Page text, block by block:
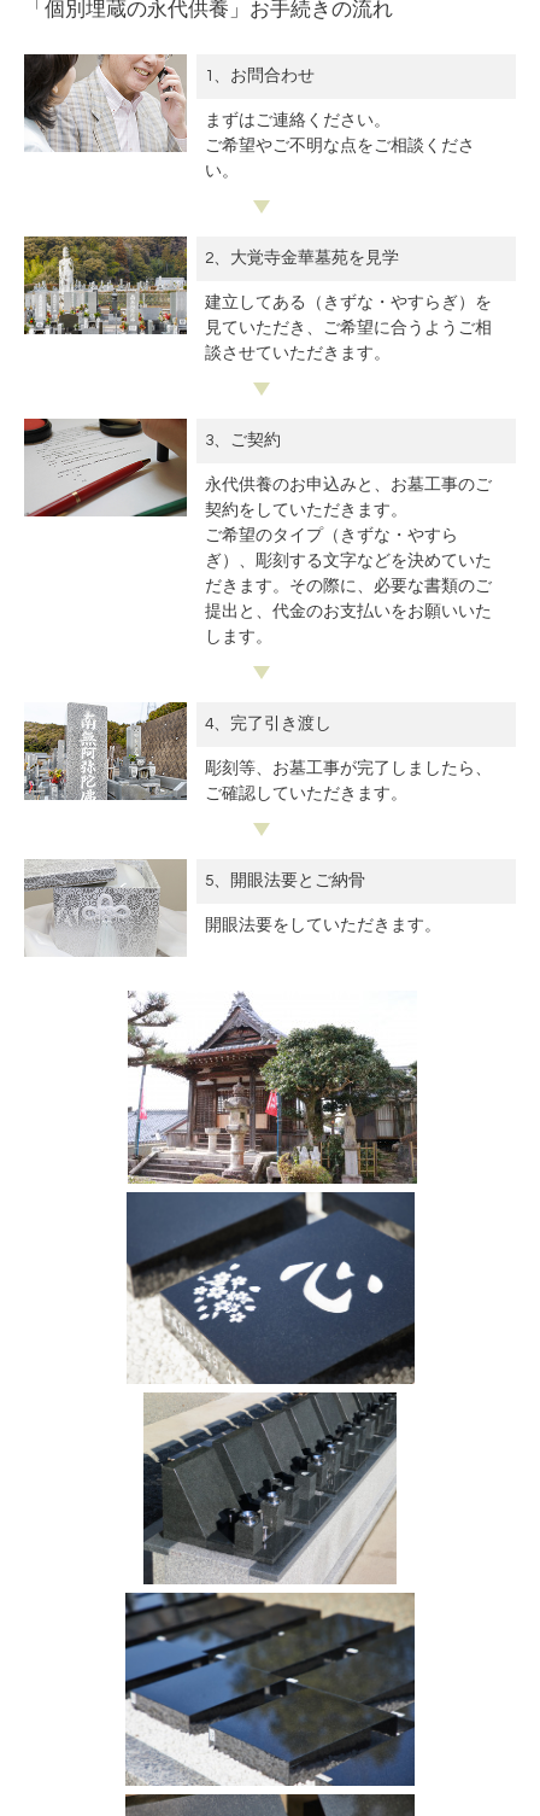
「個別埋蔵の永代供養」お手続きの流れ
1、お問合わせ
まずはご連絡ください。
ご希望やご不明な点をご相談くださ
い。
2、大覚寺金華墓苑を見学
建立してある（きずな・やすらぎ）を
見ていただき、ご希望に合うようご相
談させていただきます。
3、ご契約
永代供養のお申込みと、お墓工事のご
契約をしていただきます。
ご希望のタイプ（きずな・やすら
ぎ）、彫刻する文字などを決めていた
だきます。その際に、必要な書類のご
提出と、代金のお支払いをお願いいた
します。
4、完了引き渡し
彫刻等、お墓工事が完了しましたら、
ご確認していただきます。
5、開眼法要とご納骨
開眼法要をしていただきます。